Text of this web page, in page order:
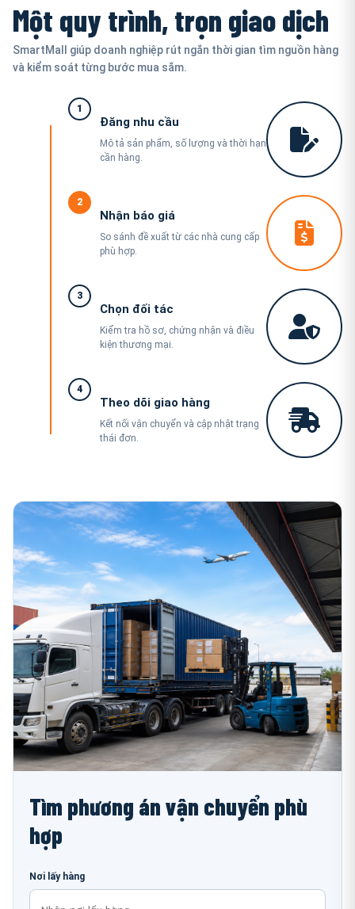
Một quy trình, trọn giao dịch
SmartMall giúp doanh nghiệp rút ngắn thời gian tìm nguồn hàng
và kiểm soát từng bước mua sắm.
1
Đăng nhu cầu
Mô tả sản phẩm, số lượng và thời hạn
cần hàng.
2
Nhận báo giá
So sánh đề xuất từ các nhà cung cấp
phù hợp.
3
Chọn đối tác
Kiểm tra hồ sơ, chứng nhận và điều
kiện thương mại.
4
Theo dõi giao hàng
Kết nối vận chuyển và cập nhật trạng
thái đơn.
Tìm phương án vận chuyển phù
hợp
Nơi lấy hàng